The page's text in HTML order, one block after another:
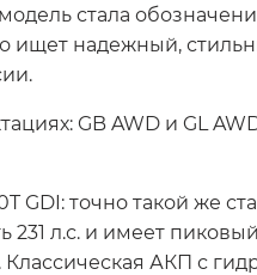
стала
ищет надежный,
GB AWD и GL
точно такой же
л.с. и имеет
АКП с